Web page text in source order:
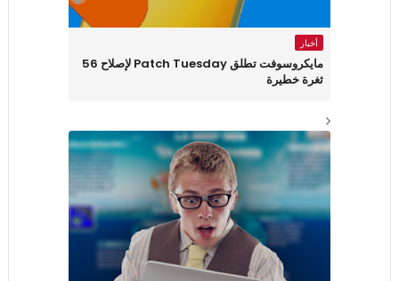
أخبار
مايكروسوفت تطلق Patch Tuesday لإصلاح 56
ثغرة خطيرة